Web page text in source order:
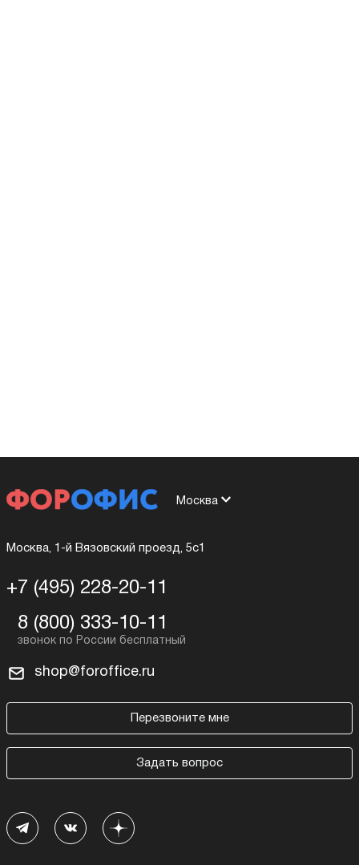
Москва
Москва, 1-й Вязовский проезд, 5с1
+7 (495) 228-20-11
8 (800) 333-10-11
shop@foroffice.ru
Перезвоните мне
Задать вопрос